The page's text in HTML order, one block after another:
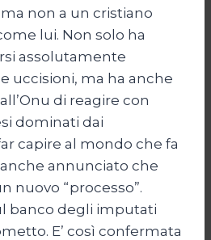
non a un cristiano
lui. Non solo ha
assolutamente
uccisioni, ma ha anche
di reagire con
dominati dai
capire al mondo che fa
annunciato che
nuovo “processo”.
banco degli imputati
E’ così confermata